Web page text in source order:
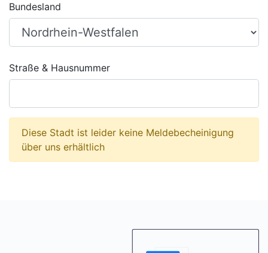
Bundesland
Straße & Hausnummer
Diese Stadt ist leider keine Meldebecheinigung
über uns erhältlich